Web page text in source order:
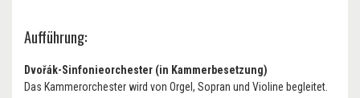
Aufführung:
Dvořák-Sinfonieorchester (in Kammerbesetzung)
Das Kammerorchester wird von Orgel, Sopran und Violine begleitet.